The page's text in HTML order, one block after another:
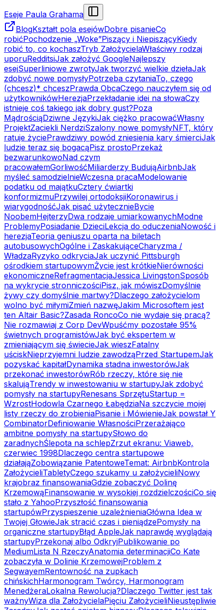
Eseje Paula Grahama
BlogKształt pola esejówDobre pisanieCo
robićPochodzenie „Woke”Piszący i NiepiszącyKiedy
robić to, co kochaszTryb ZałożycielaWłaściwy rodzaj
uporuRedditsiJak założyć GoogleNajlepszy
esejSuperliniowe zwrotyJak tworzyć wielkie dziełaJak
zdobyć nowe pomysłyPotrzeba czytaniaTo, czego
(chcesz)* chceszPrawda ObcaCzego nauczyłem się od
użytkownikówHerezjaPrzekładanie idei na słowaCzy
istnieje coś takiego jak dobry gust?Poza
MądrościąDziwne JęzykiJak ciężko pracowaćWłasny
ProjektZaciekli NerdziSzalony nowe pomysłyNFT, który
ratuje życiePrawdziwy powód zniesienia kary śmierciJak
ludzie teraz się bogacąPisz prostoPrzekaż
bezwarunkowoNad czym
pracowałemGorliwośćMiliarderzy BudująAirbnbJak
myśleć samodzielnieWczesna pracaModelowanie
podatku od majątkuCztery ćwiartki
konformizmuPrzywilej ortodoksjiKoronawirus i
wiarygodnośćJak pisać użytecznieBycie
NoobemHejterzyDwa rodzaje umiarkowanychModne
ProblemyPosiadanie DzieciLekcja do oduczeniaNowość i
herezjaTeoria geniuszu oparta na biletach
autobusowychOgólne i ZaskakująceCharyzma /
WładzaRyzyko odkryciaJak uczynić Pittsburgh
ośrodkiem startupowymŻycie jest krótkieNierówności
ekonomiczneRefragmentacjaJessica LivingstonSposób
na wykrycie stronniczościPisz, jak mówiszDomyślnie
żywy czy domyślnie martwy?Dlaczego założycielom
wolno być miłymiZmień nazwęJakim Microsoftem jest
ten Altair Basic?Zasada RoncoCo nie wydaje się pracą?
Nie rozmawiaj z Corp DevWpuśćmy pozostałe 95%
świetnych programistówJak być ekspertem w
zmieniającym się świecieJak wieszFatalny
uściskNieprzyjemni ludzie zawodząPrzed StartupemJak
pozyskać kapitałDynamika stadna inwestorówJak
przekonać inwestorówRób rzeczy, które się nie
skalująTrendy w inwestowaniu w startupyJak zdobyć
pomysły na startupyRenesans SprzętuStartup =
WzrostHodowla Czarnego ŁabędziaNa szczycie mojej
listy rzeczy do zrobieniaPisanie i MówienieJak powstał Y
CombinatorDefiniowanie WłasnościPrzerażająco
ambitne pomysły na startupySłowo do
zaradnychŚlepota na schlepZrzut ekranu: Viaweb,
czerwiec 1998Dlaczego centra startupowe
działająZobowiązanie PatentoweTemat: AirbnbKontrola
ZałożycieliTabletyCzego szukamy u założycieliNowy
krajobraz finansowaniaGdzie zobaczyć Dolinę
KrzemowąFinansowanie w wysokiej rozdzielczościCo się
stało z YahooPrzyszłość finansowania
startupówPrzyspieszenie uzależnieniaGłówna Idea w
Twojej GłowieJak stracić czas i pieniądzePomysły na
organiczne startupyBłąd AppleJak naprawdę wyglądają
startupyPrzekonaj albo OdkryjPublikowanie po
MediumLista N RzeczyAnatomia determinacjiCo Kate
zobaczyła w Dolinie KrzemowejProblem z
SegwayemRentowność na zupkach
chińskichHarmonogram Twórcy, Harmonogram
MenedżeraLokalna Rewolucja?Dlaczego Twitter jest tak
ważnyWiza dla ZałożycielaPięciu ZałożycieliNieustępliwie